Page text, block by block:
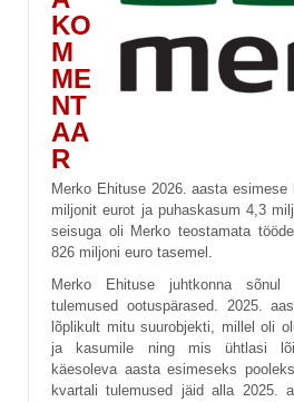
KO
M
ME
NT
AA
R
Merko Ehituse 2026. aasta
miljonit eurot ja puhaskasum 4,3
seisuga oli Merko teostamata
826 miljoni euro tasemel.
Merko Ehituse juhtkonna sõnul
tulemused ootuspärased. 2025.
lõplikult mitu suurobjekti, millel oli
ja kasumile ning mis ühtlasi
käesoleva aasta esimeseks
kvartali tulemused jäid alla 2025.